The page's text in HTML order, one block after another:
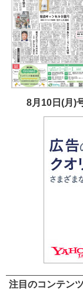
8月10日(月)
注目のコンテンツ